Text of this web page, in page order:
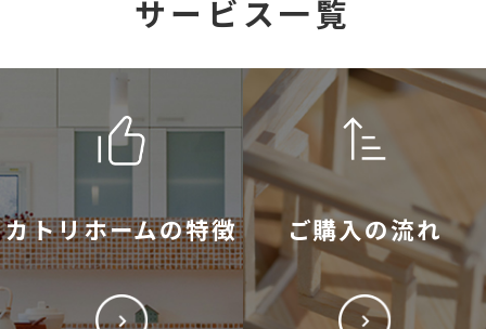
サービス一覧
カトリホームの特徴 ご購入の流れ